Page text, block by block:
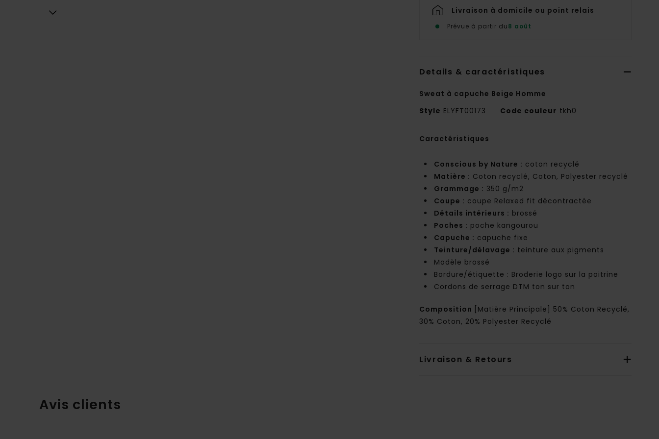
Livraison à domicile ou point relais
Prévue à partir du8 août
Details & caractéristiques
Sweat à capuche Beige Homme
Style ELYFT00173 Code couleur tkh0
Caractéristiques
Conscious by Nature : coton recyclé
Matière : Coton recyclé, Coton, Polyester recyclé
Grammage : 350 g/m2
Coupe : coupe Relaxed fit décontractée
Détails intérieurs : brossé
Poches : poche kangourou
Capuche : capuche fixe
Teinture/délavage : teinture aux pigments
Modèle brossé
Bordure/étiquette : Broderie logo sur la poitrine
Cordons de serrage DTM ton sur ton
Composition [Matière Principale] 50% Coton Recyclé,
30% Coton, 20% Polyester Recyclé
Livraison & Retours
Avis clients